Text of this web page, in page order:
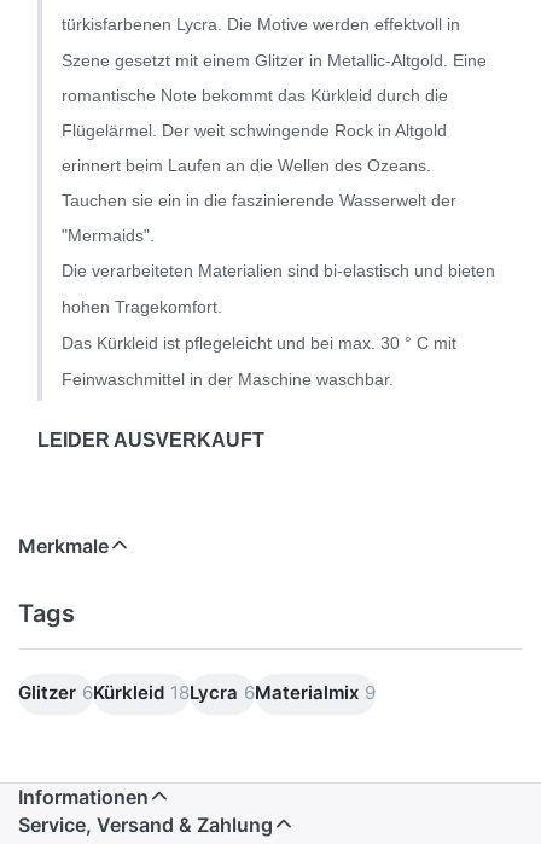
türkisfarbenen Lycra. Die Motive werden effektvoll in
Szene gesetzt mit einem Glitzer in Metallic-Altgold
Eine
romantische Note bekommt das Kürkleid durch die
Flügelärmel. Der weit schwingende Rock in Altgold
erinnert beim Laufen an die Wellen des Ozeans.
Tauchen sie ein in die faszinierende Wasserwelt der
"Mermaids".
Die verarbeiteten Materialien sind bi-elastisch und bieten
hohen Tragekomfort.
Das Kürkleid ist pflegeleicht und bei max. 30 ° C mit
Feinwaschmittel in der Maschine waschbar.
LEIDER AUSVERKAUFT
Merkmale
Tags
Glitzer 6Kürkleid 18Lycra 6Materialmix 9
Informationen
Service, Versand & Zahlung